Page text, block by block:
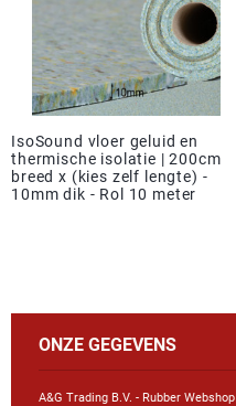
IsoSound vloer geluid en
thermische isolatie | 200cm
breed x (kies zelf lengte) -
10mm dik - Rol 10 meter
ONZE GEGEVENS
A&G Trading B.V. - Rubber Webshop